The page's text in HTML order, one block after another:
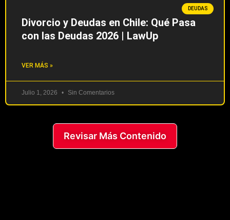
DEUDAS
Divorcio y Deudas en Chile: Qué Pasa
con las Deudas 2026 | LawUp
VER MÁS »
Julio 1, 2026 Sin Comentarios
Revisar Más Contenido